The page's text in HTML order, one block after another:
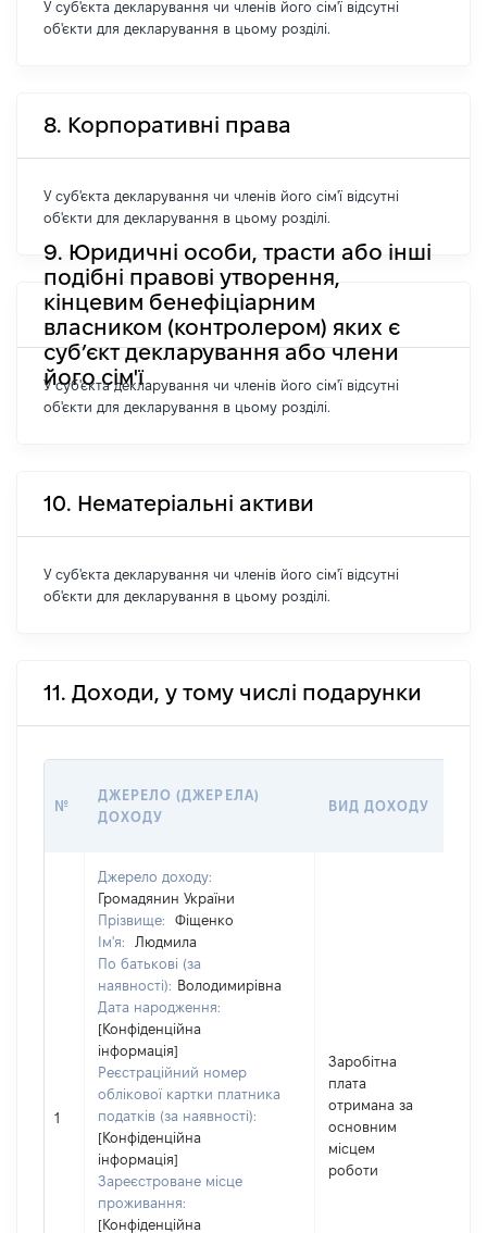
У суб'єкта декларування чи членів його сім'ї відсутні
об'єкти для декларування в цьому розділі.
8. Корпоративні права
У суб'єкта декларування чи членів його сім'ї відсутні
об'єкти для декларування в цьому розділі.
9. Юридичні особи, трасти або інші
подібні правові утворення,
кінцевим бенефіціарним
власником (контролером) яких є
суб’єкт декларування або члени
його сім'ї
У суб'єкта декларування чи членів його сім'ї відсутні
об'єкти для декларування в цьому розділі.
10. Нематеріальні активи
У суб'єкта декларування чи членів його сім'ї відсутні
об'єкти для декларування в цьому розділі.
11. Доходи, у тому числі подарунки
№
ДЖЕРЕЛО (ДЖЕРЕЛА)
ДОХОДУ
ВИД ДОХОДУ
1
Джерело доходу:
Громадянин України
Прізвище:
Фіщенко
Ім'я:
Людмила
По батькові (за
наявності): Володимирівна
Дата народження:
[Конфіденційна
інформація]
Реєстраційний номер
облікової картки платника
податків (за наявності):
[Конфіденційна
інформація]
Зареєстроване місце
проживання:
[Конфіденційна
Заробітна
плата
отримана за
основним
місцем
роботи